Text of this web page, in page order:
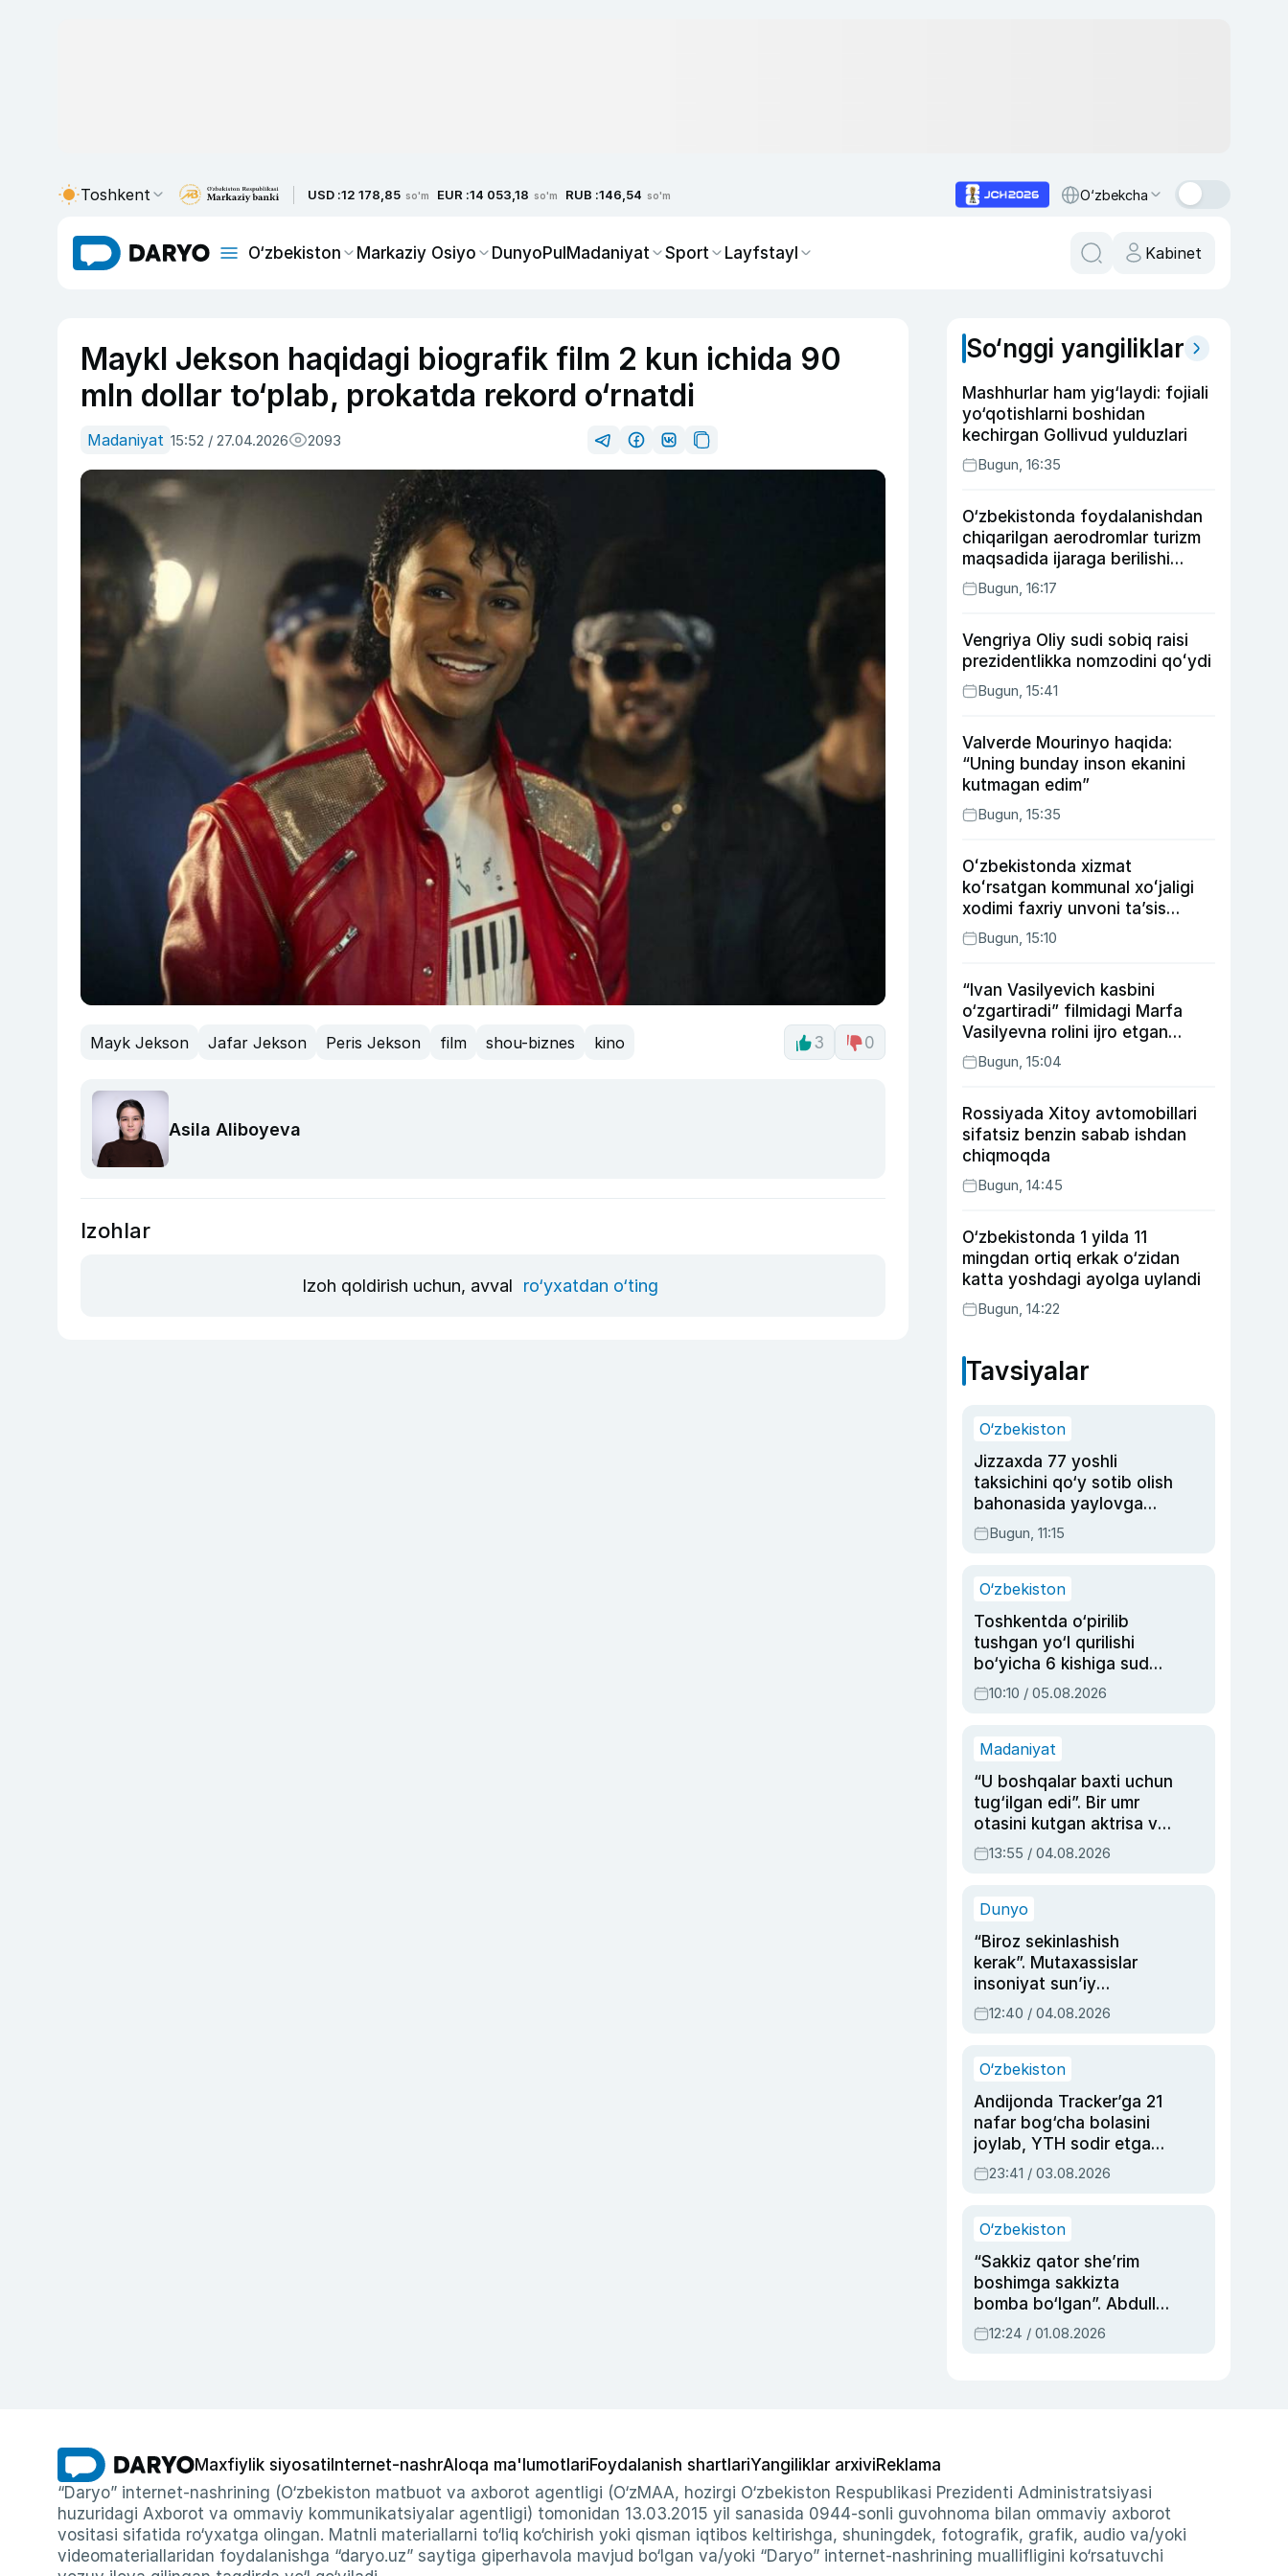
Toshkent USD :12 178,85 so'm EUR :14 053,18 so'm RUB :146,54 so'm O‘zbekcha
O‘zbekiston Markaziy Osiyo DunyoPulMadaniyat Sport Layfstayl Kabinet
Maykl Jekson haqidagi biografik film 2 kun ichida 90
mln dollar to‘plab, prokatda rekord o‘rnatdi
Madaniyat 15:52 / 27.04.2026 2093
Mayk Jekson Jafar Jekson Peris Jekson film shou-biznes kino 3 0
Asila Aliboyeva
Izohlar
Izoh qoldirish uchun, avval ro‘yxatdan o‘ting
So‘nggi yangiliklar
Mashhurlar ham yig‘laydi: fojiali
yo‘qotishlarni boshidan
kechirgan Gollivud yulduzlari
Bugun, 16:35
O‘zbekistonda foydalanishdan
chiqarilgan aerodromlar turizm
maqsadida ijaraga berilishi
mumkin
Bugun, 16:17
Vengriya Oliy sudi sobiq raisi
prezidentlikka nomzodini qoʻydi
Bugun, 15:41
Valverde Mourinyo haqida:
“Uning bunday inson ekanini
kutmagan edim”
Bugun, 15:35
Oʻzbekistonda xizmat
koʻrsatgan kommunal xoʻjaligi
xodimi faxriy unvoni taʼsis
etilishi mumkin
Bugun, 15:10
“Ivan Vasilyevich kasbini
o‘zgartiradi” filmidagi Marfa
Vasilyevna rolini ijro etgan
aktrisaning taqdiri qanday
kechdi?
Bugun, 15:04
Rossiyada Xitoy avtomobillari
sifatsiz benzin sabab ishdan
chiqmoqda
Bugun, 14:45
O‘zbekistonda 1 yilda 11
mingdan ortiq erkak o‘zidan
katta yoshdagi ayolga uylandi
Bugun, 14:22
Tavsiyalar
O‘zbekiston
Jizzaxda 77 yoshli
taksichini qo‘y sotib olish
bahonasida yaylovga
olib borib o‘ldirgan yigit
20 yilga qamaldi
Bugun, 11:15
O‘zbekiston
Toshkentda o‘pirilib
tushgan yo‘l qurilishi
bo‘yicha 6 kishiga sud
hukmi o‘qildi
10:10 / 05.08.2026
Madaniyat
“U boshqalar baxti uchun
tug‘ilgan edi”. Bir umr
otasini kutgan aktrisa va
dublyaj ustasi Rimma
Ahmedovaning
13:55 / 04.08.2026
Dunyo
“Biroz sekinlashish
kerak”. Mutaxassislar
insoniyat sun’iy
intellektni boshqara
olmay qolishidan xavotir
12:40 / 04.08.2026
O‘zbekiston
Andijonda Tracker’ga 21
nafar bog‘cha bolasini
joylab, YTH sodir etgan
ayolga sud hukmi o‘qildi
23:41 / 03.08.2026
O‘zbekiston
“Sakkiz qator she’rim
boshimga sakkizta
bomba bo‘lgan”. Abdulla
Oripovni siyosiy
ayblovlardan asrab
12:24 / 01.08.2026
Maxfiylik siyosati Internet-nashrAloqa ma'lumotlariFoydalanish shartlariYangiliklar arxiviReklama
“Daryo” internet-nashrining (O‘zbekiston matbuot va axborot agentligi (O‘zMAA, hozirgi O‘zbekiston Respublikasi Prezidenti Administratsiyasi
huzuridagi Axborot va ommaviy kommunikatsiyalar agentligi) tomonidan 13.03.2015 yil sanasida 0944-sonli guvohnoma bilan ommaviy axborot
vositasi sifatida ro‘yxatga olingan. Matnli materiallarni to‘liq ko‘chirish yoki qisman iqtibos keltirishga, shuningdek, fotografik, grafik, audio va/yoki
videomateriallaridan foydalanishga “daryo.uz” saytiga giperhavola mavjud bo‘lgan va/yoki “Daryo” internet-nashrining muallifligini ko‘rsatuvchi